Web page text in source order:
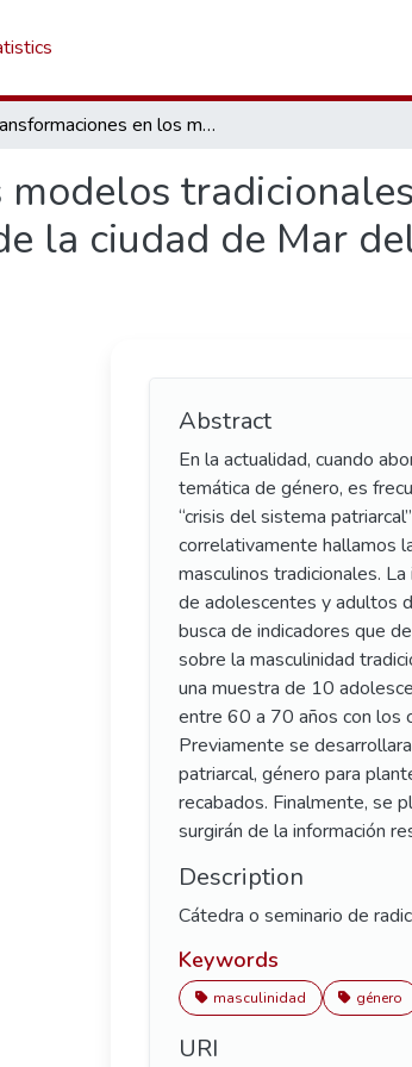
Transformaciones en los modelos tradicionales de masculinidad en adolescentes y adultos de la ciudad de Mar del Plata: Estudio descriptivo
la ciudad de Mar
Abstract
En la actualidad, cuando
temática de género, es
“crisis del sistema
correlativamente hallamos
masculinos tradicionales.
de adolescentes y adultos
busca de indicadores que
sobre la masculinidad
una muestra de 10
entre 60 a 70 años con los
Previamente se
patriarcal, género para
recabados. Finalmente, se
surgirán de la información
Description
Cátedra o seminario de
Keywords
masculinidad género
URI